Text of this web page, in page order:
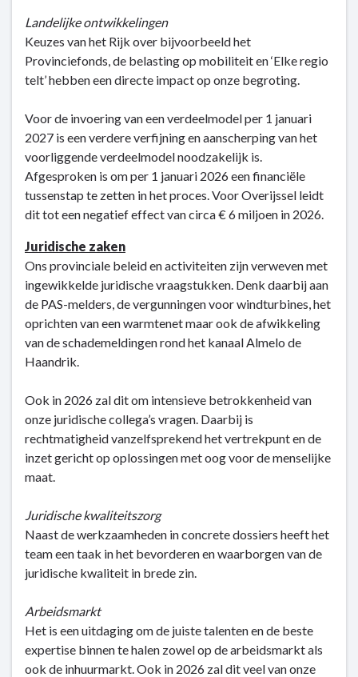
Landelijke ontwikkelingen
Keuzes van het Rijk over bijvoorbeeld het
Provinciefonds, de belasting op mobiliteit en ‘Elke regio
telt’ hebben een directe impact op onze begroting.
Voor de invoering van een verdeelmodel per 1 januari
2027 is een verdere verfijning en aanscherping van het
voorliggende verdeelmodel noodzakelijk is.
Afgesproken is om per 1 januari 2026 een financiële
tussenstap te zetten in het proces. Voor Overijssel leidt
dit tot een negatief effect van circa € 6 miljoen in 2026.
Juridische zaken
Ons provinciale beleid en activiteiten zijn verweven met
ingewikkelde juridische vraagstukken. Denk daarbij aan
de PAS-melders, de vergunningen voor windturbines, het
oprichten van een warmtenet maar ook de afwikkeling
van de schademeldingen rond het kanaal Almelo de
Haandrik.
Ook in 2026 zal dit om intensieve betrokkenheid van
onze juridische collega’s vragen. Daarbij is
rechtmatigheid vanzelfsprekend het vertrekpunt en de
inzet gericht op oplossingen met oog voor de menselijke
maat.
Juridische kwaliteitszorg
Naast de werkzaamheden in concrete dossiers heeft het
team een taak in het bevorderen en waarborgen van de
juridische kwaliteit in brede zin.
Arbeidsmarkt
Het is een uitdaging om de juiste talenten en de beste
expertise binnen te halen zowel op de arbeidsmarkt als
ook de inhuurmarkt. Ook in 2026 zal dit veel van onze